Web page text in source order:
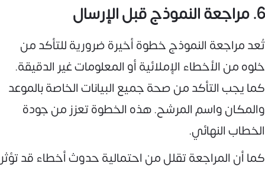
6. مراجعة النموذج قبل الإرسال
تُعد مراجعة النموذج خطوة أخيرة ضرورية للتأكد من
خلوه من الأخطاء الإملائية أو المعلومات غير الدقيقة.
كما يجب التأكد من صحة جميع البيانات الخاصة بالموعد
والمكان واسم المرشح. هذه الخطوة تعزز من جودة
الخطاب النهائي.
كما أن المراجعة تقلل من احتمالية حدوث أخطاء قد تؤثر